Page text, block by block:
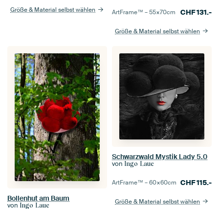
Größe & Material selbst wählen ArtFrame™ –55×70cm CHF131.-
Größe & Material selbst wählen
Bollenhut am Baum
von Ingo Laue
Schwarzwald Mystik Lady 5.0
von Ingo Laue
ArtFrame™ –60×60cm CHF115.-
Größe & Material selbst wählen